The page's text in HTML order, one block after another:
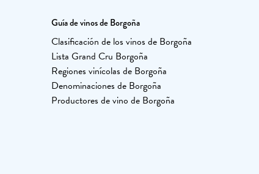
Guía de vinos de Borgoña
Clasificación de los vinos de Borgoña
Lista Grand Cru Borgoña
Regiones vinícolas de Borgoña
Denominaciones de Borgoña
Productores de vino de Borgoña